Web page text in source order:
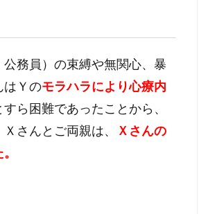
務員）の束縛や無関心、暴
はＹのモラハラにより心療内
ら困難であったことから、
さんとご両親は、
Ｘさんの